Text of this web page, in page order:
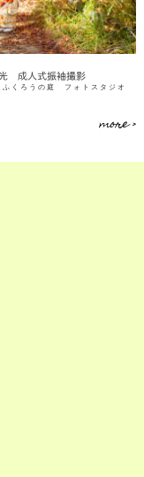
成人式振袖撮影
くろうの庭 フォトスタジオ
more >